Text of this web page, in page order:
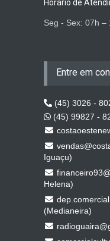
Horário de
Seg - Sex: 07h –
Entre em
(45) 3026 -
(45) 99827 -
Iguaçu)
Helena)
(Medianeira)